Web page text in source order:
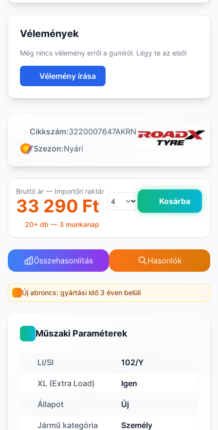
Vélemények
Még nincs vélemény erről a gumiról. Légy te az első!
Vélemény írása
Cikkszám:3220007647AKRN
Szezon:Nyári
Bruttó ár — Importőri raktár
33 290 Ft Kosárba
20+ db — 3 munkanap
Összehasonlítás Hasonlók
Új abroncs: gyártási idő 3 éven belüli
Műszaki Paraméterek
LI/SI 102/Y
XL (Extra Load) Igen
Állapot Új
Jármű kategória Személy